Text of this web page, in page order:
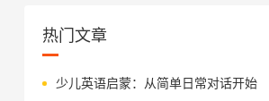
热门文章
少儿英语启蒙：从简单日常对话开始